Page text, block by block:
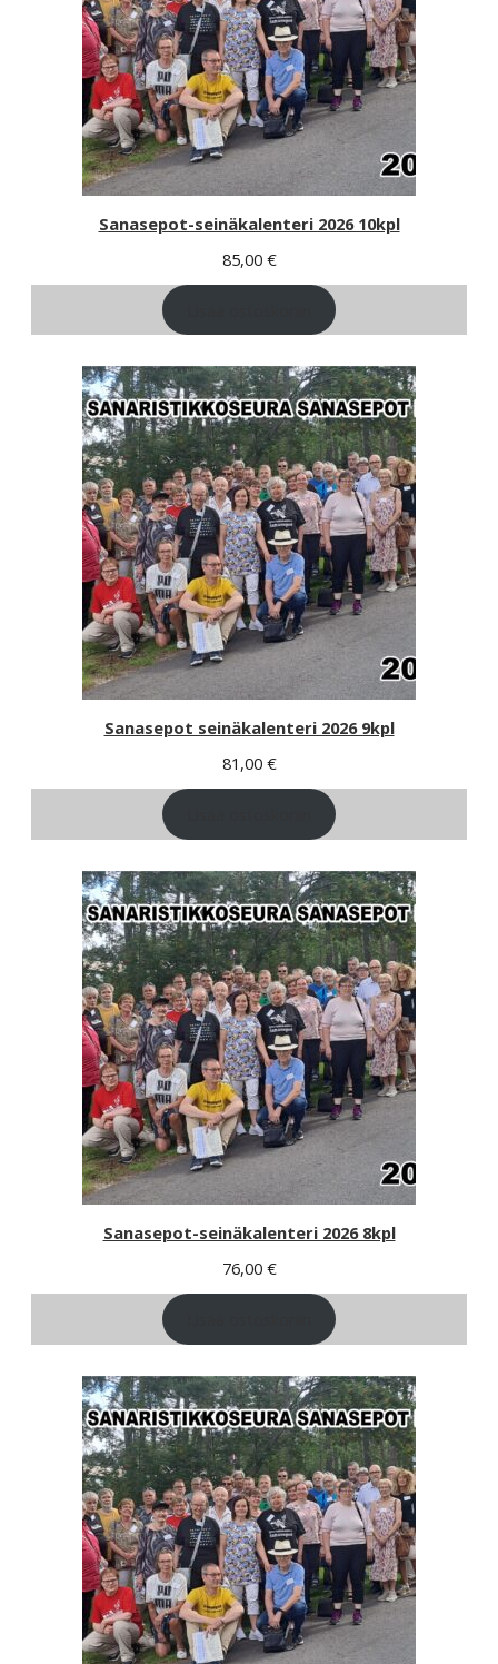
Sanasepot-seinäkalenteri 2026 10kpl
85,00 €
Sanasepot seinäkalenteri 2026 9kpl
81,00 €
Sanasepot-seinäkalenteri 2026 8kpl
76,00 €